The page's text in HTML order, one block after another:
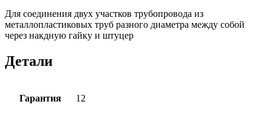
Для соединения двух участков трубопровода из
металлопластиковых труб разного диаметра между собой
через накдную гайку и штуцер
Детали
Гарантия 12